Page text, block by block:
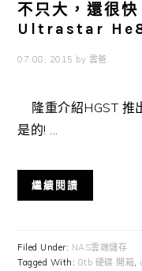
不只大，還很
Ultrastar He8
07 08, 2015 by 雲爸
隆重介紹HGST 推
是的! ...
繼續閱讀
Filed Under: NAS雲端儲存
Tagged With: 8tb 硬碟 開箱,